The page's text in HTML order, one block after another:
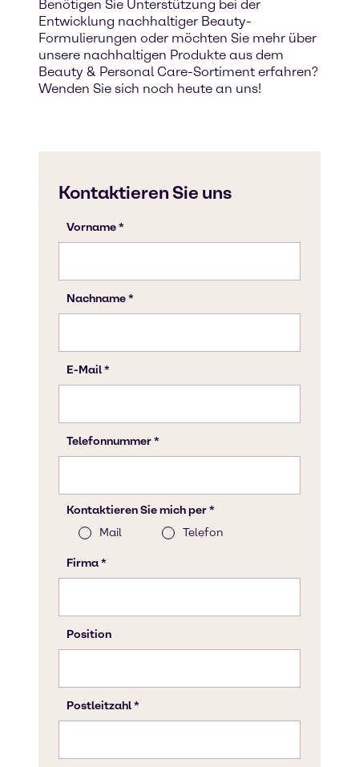
Benötigen Sie Unterstützung bei der
Entwicklung nachhaltiger Beauty-
Formulierungen oder möchten Sie mehr über
unsere nachhaltigen Produkte aus dem
Beauty & Personal Care-Sortiment erfahren?
Wenden Sie sich noch heute an uns!